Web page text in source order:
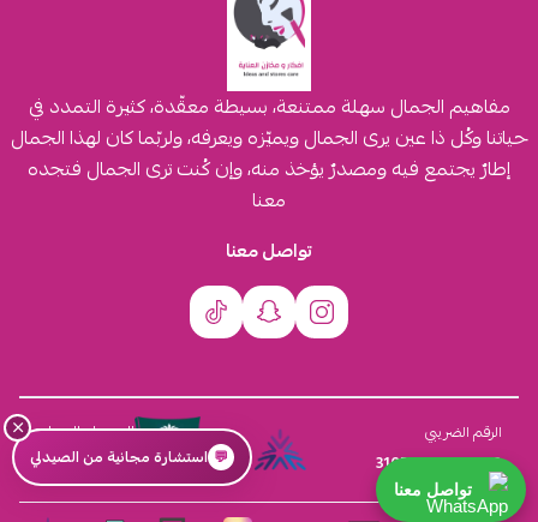
مفاهيم الجمال سهلة ممتنعة، بسيطة معقّدة، كثيرة التمدد في
حياتنا وكُل ذا عين يرى الجمال ويميّزه ويعرفه، ولربّما كان لهذا الجمال
إطارٌ يجتمع فيه ومصدرٌ يؤخذ منه، وإن كُنت ترى الجمال فتجده
معنا
تواصل معنا
الرقم الضريبي
310555259800003
السجل التجاري
4030431116
×
💬 استشارة مجانية من الصيدلي
تواصل معنا